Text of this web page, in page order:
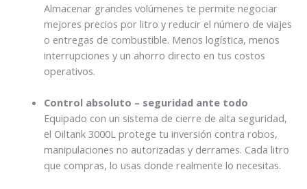
Almacenar grandes volúmenes te permite negociar
mejores precios por litro y reducir el número de viajes
o entregas de combustible. Menos logística, menos
interrupciones y un ahorro directo en tus costos
operativos.
Control absoluto – seguridad ante todo
Equipado con un sistema de cierre de alta seguridad,
el Oiltank 3000L protege tu inversión contra robos,
manipulaciones no autorizadas y derrames. Cada litro
que compras, lo usas donde realmente lo necesitas.